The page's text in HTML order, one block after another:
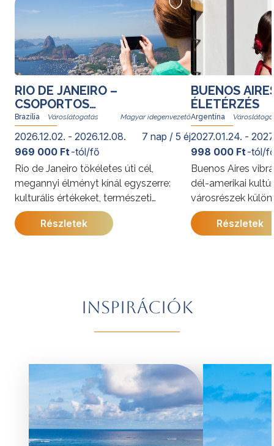
RIO DE JANEIRO –
CSOPORTOS
VÁROSLÁTOGATÁS
Brazília Magyar idegenvezető
2026.12.02. - 2026.12.08. 7 nap / 5 éj
Rio de Janeiro tökéletes úti cél,
megannyi élményt kínál egyszerre:
kulturális értékeket, természeti
kincseket, világhírű strandokat, a
szambát és a bossanovát, izgalmas
További érdekességekért Brazíliáról
A programok sorrendje az indulási
969 000 Ft-tól/fő
Részletek
BUENOS
ÉLETÉRZÉS
Argentína
2027.01.24. -
Buenos Aires
dél-amerikai
városrészek
kínálja. A program
megismerkedhet
természeti
vidék hangulata is
998 000 Ft-tól/
Részletek
Inspirációk
tovább »